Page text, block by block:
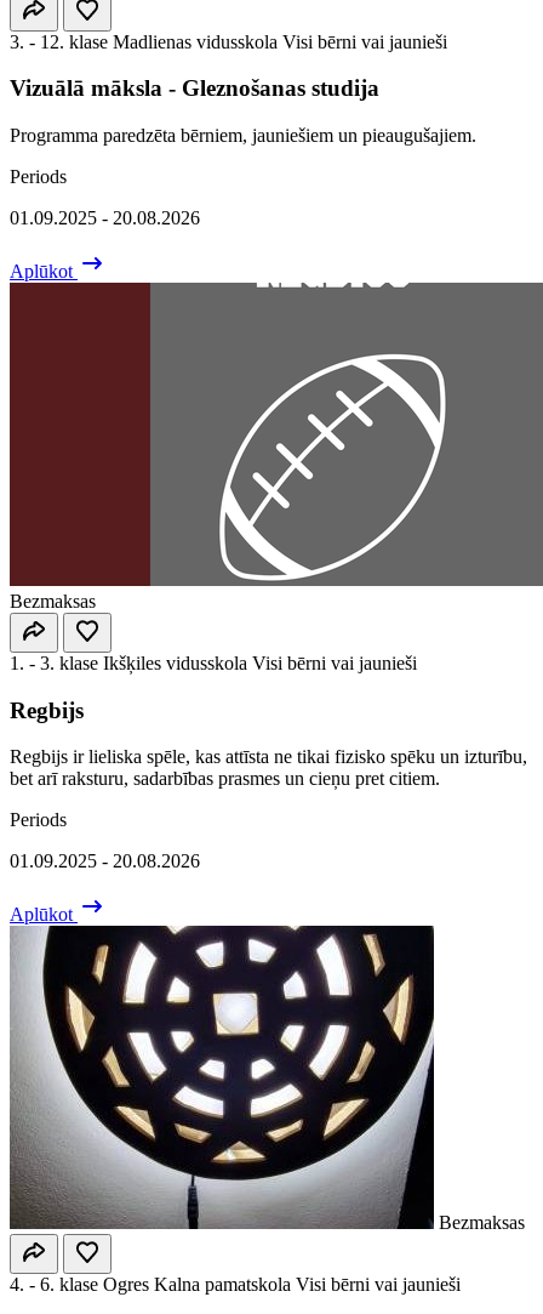
3. - 12. klase Madlienas vidusskola Visi bērni vai jaunieši
Vizuālā māksla - Gleznošanas studija
Programma paredzēta bērniem, jauniešiem un pieaugušajiem.
Periods
01.09.2025 - 20.08.2026
Aplūkot
Bezmaksas
1. - 3. klase Ikšķiles vidusskola Visi bērni vai jaunieši
Regbijs
Regbijs ir lieliska spēle, kas attīsta ne tikai fizisko spēku un izturību,
bet arī raksturu, sadarbības prasmes un cieņu pret citiem.
Periods
01.09.2025 - 20.08.2026
Aplūkot
Bezmaksas
4. - 6. klase Ogres Kalna pamatskola Visi bērni vai jaunieši